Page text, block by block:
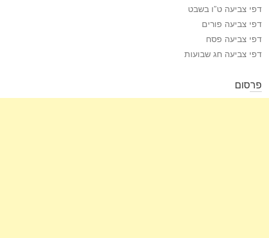
דפי צביעה ט”ו בשבט
דפי צביעה פורים
דפי צביעה פסח
דפי צביעה חג שבועות
פרסום